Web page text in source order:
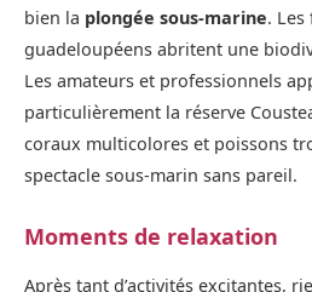
bien la plongée sous-marine.
guadeloupéens abritent une
Les amateurs et professionnels
particulièrement la réserve
coraux multicolores et poissons
spectacle sous-marin sans pareil.
Moments de relaxation
Après tant d’activités excitantes,